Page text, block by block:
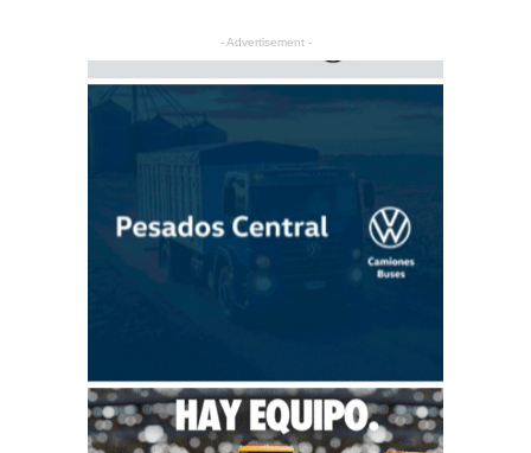
- Advertisement -